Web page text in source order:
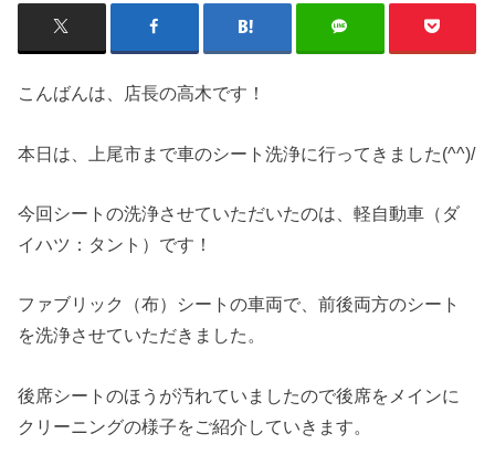
こんばんは、店長の高木です！
本日は、上尾市まで車のシート洗浄に行ってきました(^^)/
今回シートの洗浄させていただいたのは、軽自動車（ダ
イハツ：タント）です！
ファブリック（布）シートの車両で、前後両方のシート
を洗浄させていただきました。
後席シートのほうが汚れていましたので後席をメインに
クリーニングの様子をご紹介していきます。